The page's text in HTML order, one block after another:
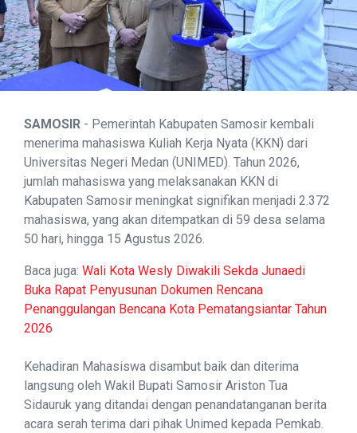
SAMOSIR - Pemerintah Kabupaten Samosir kembali
menerima mahasiswa Kuliah Kerja Nyata (KKN) dari
Universitas Negeri Medan (UNIMED). Tahun 2026,
jumlah mahasiswa yang melaksanakan KKN di
Kabupaten Samosir meningkat signifikan menjadi 2.372
mahasiswa, yang akan ditempatkan di 59 desa selama
50 hari, hingga 15 Agustus 2026.
Baca juga: Wali Kota Wesly Diwakili Sekda Junaedi
Buka Rapat Penyusunan Dokumen Rencana
Penanggulangan Bencana Kota Pematangsiantar Tahun
2026
Kehadiran Mahasiswa disambut baik dan diterima
langsung oleh Wakil Bupati Samosir Ariston Tua
Sidauruk yang ditandai dengan penandatanganan berita
acara serah terima dari pihak Unimed kepada Pemkab.